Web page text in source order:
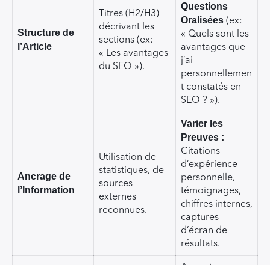
Structure de
l’Article
Titres (H2/H3)
décrivant les
sections (ex:
« Les avantages
du SEO »).
Questions
Oralisées (ex:
« Quels sont les
avantages que
j’ai
personnellemen
t constatés en
SEO ? »).
Ancrage de
l’Information
Utilisation de
statistiques, de
sources
externes
reconnues.
Varier les
Preuves :
Citations
d’expérience
personnelle,
témoignages,
chiffres internes,
captures
d’écran de
résultats.